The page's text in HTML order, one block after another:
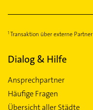
Transaktion über externe Partner
Dialog & Hilfe
Ansprechpartner
Häufige Fragen
Übersicht aller Städte